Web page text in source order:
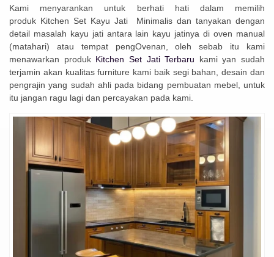
Kami menyarankan untuk berhati hati dalam memilih
produk Kitchen Set Kayu Jati Minimalis dan tanyakan dengan
detail masalah kayu jati antara lain kayu jatinya di oven manual
(matahari) atau tempat pengOvenan, oleh sebab itu kami
menawarkan produk Kitchen Set Jati Terbaru kami yan sudah
terjamin akan kualitas furniture kami baik segi bahan, desain dan
pengrajin yang sudah ahli pada bidang pembuatan mebel, untuk
itu jangan ragu lagi dan percayakan pada kami.